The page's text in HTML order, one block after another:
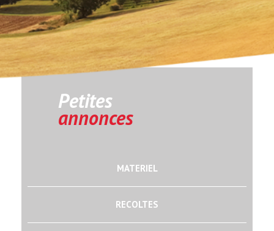
Petites
annonces
MATERIEL
RECOLTES